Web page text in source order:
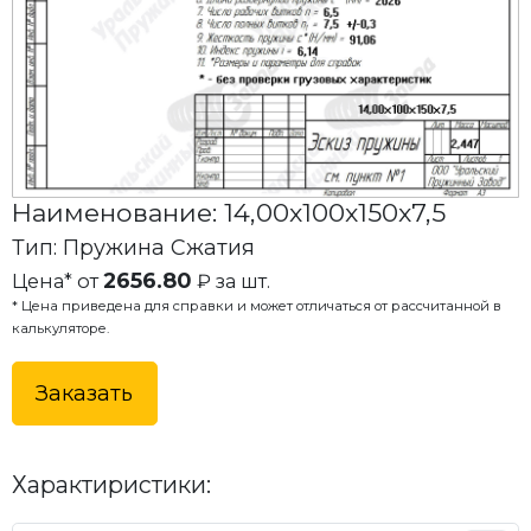
Наименование: 14,00x100x150x7,5
Тип: Пружина Сжатия
Цена* от2656.80 ₽ за шт.
* Цена приведена для справки и может отличаться от рассчитанной в
калькуляторе.
Заказать
Характиристики: